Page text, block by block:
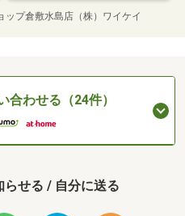
ップ倉敷水島店（株）ワイケイ
合わせる（24件）
らせる / 自分に送る